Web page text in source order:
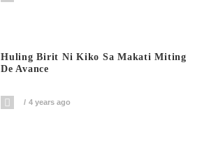
Huling Birit Ni Kiko Sa Makati Miting
De Avance
4 years ago